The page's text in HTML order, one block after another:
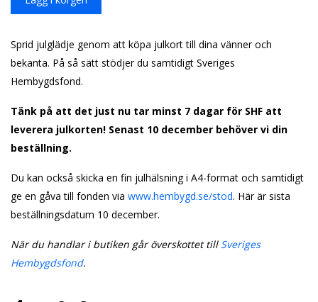
Sprid julglädje genom att köpa julkort till dina vänner och
bekanta. På så sätt stödjer du samtidigt Sveriges
Hembygdsfond.
Tänk på att det just nu tar minst 7 dagar för SHF att
leverera julkorten! Senast 10 december behöver vi din
beställning.
Du kan också skicka en fin ju­lhälsning i A4-format och samtidigt
ge en gåva till fonden via www.hembygd.se/stod. Här är sista
beställningsdatum 10 december.
När du handlar i butiken går överskottet till Sveriges
Hembygdsfond.